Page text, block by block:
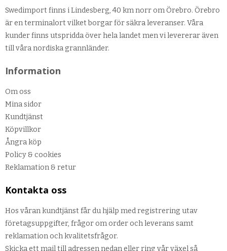
Swedimport finns i Lindesberg, 40 km norr om Örebro. Örebro
är en terminalort vilket borgar för säkra leveranser. Våra
kunder finns utspridda över hela landet men vi levererar även
till våra nordiska grannländer.
Information
Om oss
Mina sidor
Kundtjänst
Köpvillkor
Ångra köp
Policy & cookies
Reklamation & retur
Kontakta oss
Hos våran kundtjänst får du hjälp med registrering utav
företagsuppgifter, frågor om order och leverans samt
reklamation och kvalitetsfrågor.
Skicka ett mail till adressen nedan eller ring vår växel så